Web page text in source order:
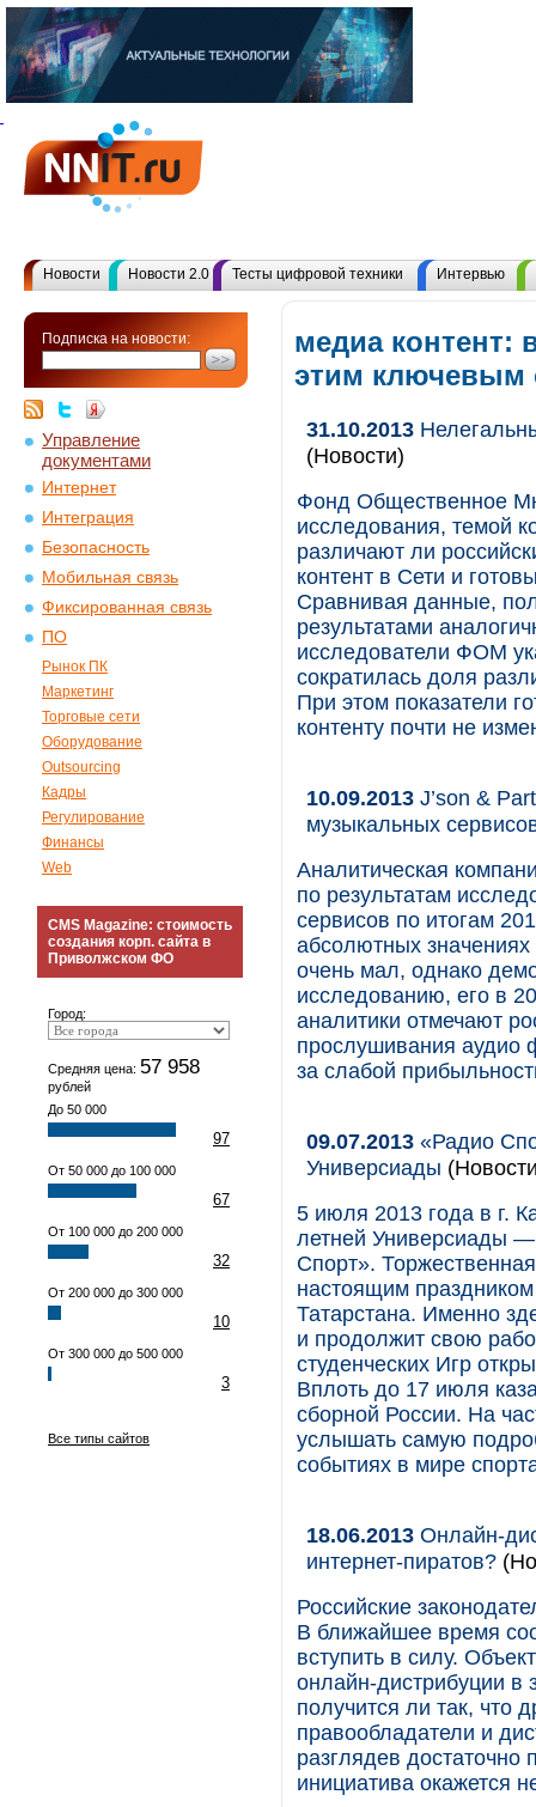
Новости Новости 2.0 Тесты цифровой техники Интервью
Подписка на новости:
Управление
документами
Интернет
Интеграция
Безопасность
Мобильная связь
Фиксированная связь
ПО
Рынок ПК
Маркетинг
Торговые сети
Оборудование
Outsourcing
Кадры
Регулирование
Финансы
Web
CMS Magazine: стоимость
создания корп. сайта в
Приволжском ФО
Город:
Средняя цена: 57 958
рублей
До 50 000
97
От 50 000 до 100 000
67
От 100 000 до 200 000
32
От 200 000 до 300 000
10
От 300 000 до 500 000
3
Все типы сайтов
медиа контент:
этим ключевым
31.10.2013
(Новости)
Фонд Общественное
исследования, темой
различают ли
контент в Сети и
Сравнивая данные,
результатами
исследователи ФОМ
сократилась доля
При этом показатели
контенту почти не
10.09.2013 J’son &
музыкальных
Аналитическая
по результатам
сервисов по итогам
абсолютных
очень мал, однако
исследованию, его в
аналитики отмечают
прослушивания аудио
за слабой
09.07.2013 «Радио
Универсиады
5 июля 2013 года в г.
летней Универсиады
Спорт».
настоящим
Татарстана. Именно
и продолжит свою
студенческих Игр
Вплоть до 17 июля
сборной России. На
услышать самую
событиях в мире
18.06.2013 Онлайн-
интернет-пиратов?
Российские
В ближайшее время
вступить в силу.
онлайн-дистрибуции в
получится ли так, что
правообладатели и
разглядев
инициатива окажется